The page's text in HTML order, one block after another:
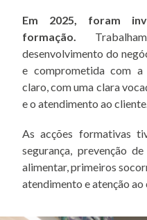
Em 2025, foram
formação.
desenvolvimento do
e comprometida com
claro, com uma clara
e o atendimento ao
As acções formativas
segurança, prevenção
alimentar, primeiros
atendimento e atenção